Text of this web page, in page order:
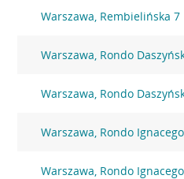
Warszawa, Rembielińska 7
Warszawa, Rondo
Warszawa, Rondo
Warszawa, Rondo
Warszawa, Rondo